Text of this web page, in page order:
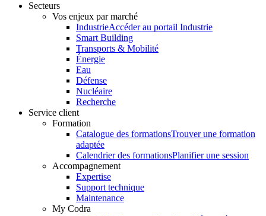
Secteurs
Vos enjeux par marché
IndustrieAccéder au portail Industrie
Smart Building
Transports & Mobilité
Énergie
Eau
Défense
Nucléaire
Recherche
Service client
Formation
Catalogue des formationsTrouver une formation
adaptée
Calendrier des formationsPlanifier une session
Accompagnement
Expertise
Support technique
Maintenance
My Codra